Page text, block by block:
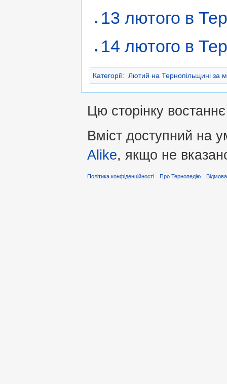
13 лютого в
14 лютого в
Категорії: Лютий на Тернопільщині за
Цю сторінку
Вміст доступний на
Alike, якщо не
Політика конфіденційності Про Тернопедію Відмова